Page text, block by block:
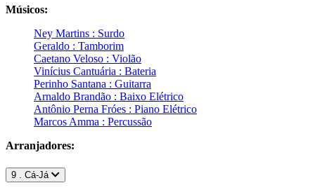
Músicos:
Ney Martins : Surdo
Geraldo : Tamborim
Caetano Veloso : Violão
Vinícius Cantuária : Bateria
Perinho Santana : Guitarra
Arnaldo Brandão : Baixo Elétrico
Antônio Perna Fróes : Piano Elétrico
Marcos Amma : Percussão
Arranjadores:
9 . Cá-Já